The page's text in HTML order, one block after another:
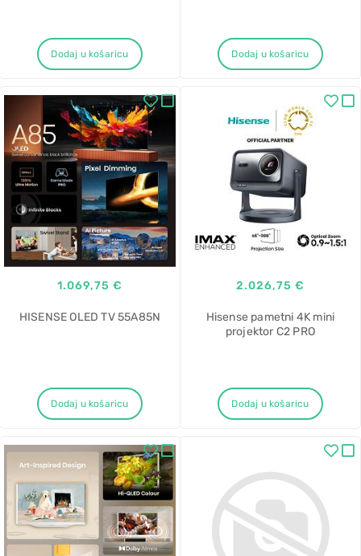
Dodaj u košaricu Dodaj u košaricu
1.069,75 €
HISENSE OLED TV 55A85N
Dodaj u košaricu
2.026,75 €
Hisense pametni 4K mini
projektor C2 PRO
Dodaj u košaricu